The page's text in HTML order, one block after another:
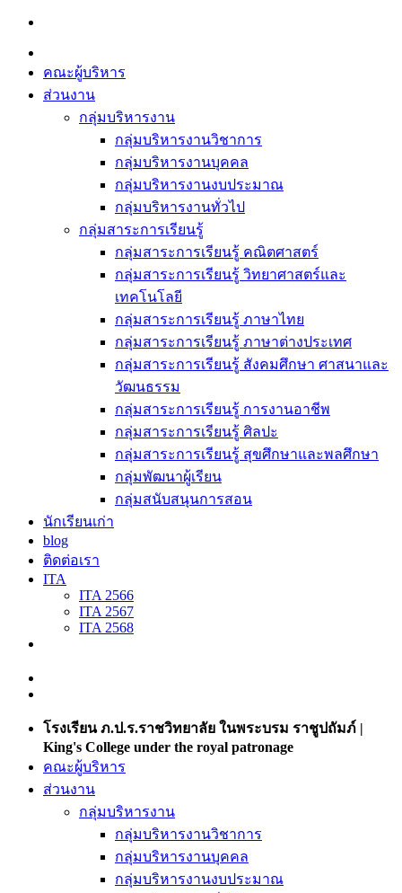
Skip
content
คณะผู้บริหาร
ส่วนงาน
กลุ่มบริหารงาน
กลุ่มบริหารงานวิชาการ
กลุ่มบริหารงานบุคคล
กลุ่มบริหารงานงบประมาณ
กลุ่มบริหารงานทั่วไป
กลุ่มสาระการเรียนรู้
กลุ่มสาระการเรียนรู้ คณิตศาสตร์
กลุ่มสาระการเรียนรู้ วิทยาศาสตร์และ
เทคโนโลยี
กลุ่มสาระการเรียนรู้ ภาษาไทย
กลุ่มสาระการเรียนรู้ ภาษาต่างประเทศ
กลุ่มสาระการเรียนรู้ สังคมศึกษา ศาสนาและ
วัฒนธรรม
กลุ่มสาระการเรียนรู้ การงานอาชีพ
กลุ่มสาระการเรียนรู้ ศิลปะ
กลุ่มสาระการเรียนรู้ สุขศึกษาและพลศึกษา
กลุ่มพัฒนาผู้เรียน
กลุ่มสนับสนุนการสอน
นักเรียนเก่า
blog
ติดต่อเรา
ITA
ITA 2566
ITA 2567
ITA 2568
โรงเรียน ภ.ป.ร.ราชวิทยาลัย ในพระบรม ราชูปถัมภ์ |
King's College under the royal patronage
คณะผู้บริหาร
ส่วนงาน
กลุ่มบริหารงาน
กลุ่มบริหารงานวิชาการ
กลุ่มบริหารงานบุคคล
กลุ่มบริหารงานงบประมาณ